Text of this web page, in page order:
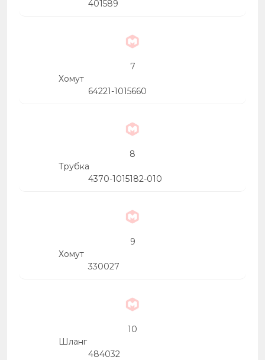
401589
7
Хомут
64221-1015660
8
Трубка
4370-1015182-010
9
Хомут
330027
10
Шланг
484032